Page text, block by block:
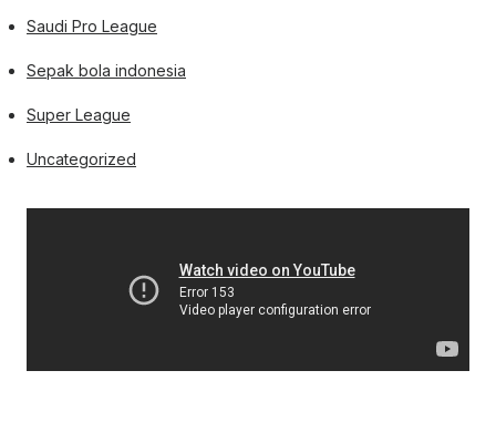
Saudi Pro League
Sepak bola indonesia
Super League
Uncategorized